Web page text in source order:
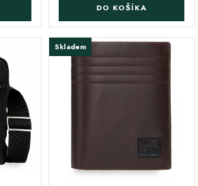
DO KOŠÍKA
Skladem